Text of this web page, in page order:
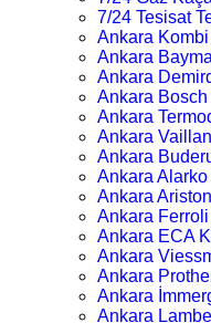
7/24 Tesisat
Ankara
Ankara
Ankara
Ankara
Ankara
Ankara
Ankara
Ankara
Ankara
Ankara
Ankara ECA
Ankara
Ankara
Ankara
Ankara